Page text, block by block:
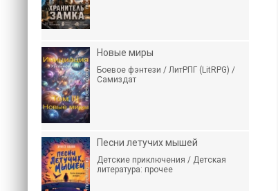
Новые миры
Боевое фэнтези / ЛитРПГ (LitRPG) /
Самиздат
Песни летучих мышей
Детские приключения / Детская
литература: прочее